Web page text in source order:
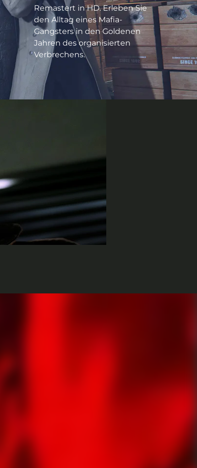
Remastert in HD. Erleben Sie
den Alltag eines Mafia-
Gangsters in den Goldenen
Jahren des organisierten
Verbrechens.